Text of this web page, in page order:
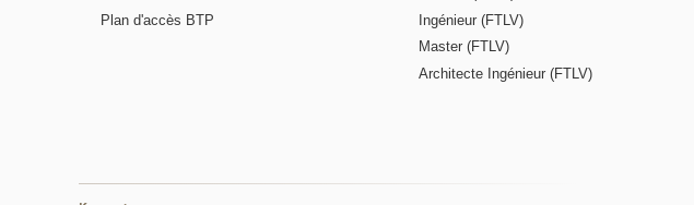
Plan d'accès BTP
Ingénieur (FTLV)
Master (FTLV)
Architecte Ingénieur (FTLV)